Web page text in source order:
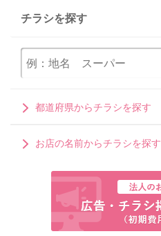
チラシを探す
都道府県からチラシを探す
お店の名前からチラシを探す